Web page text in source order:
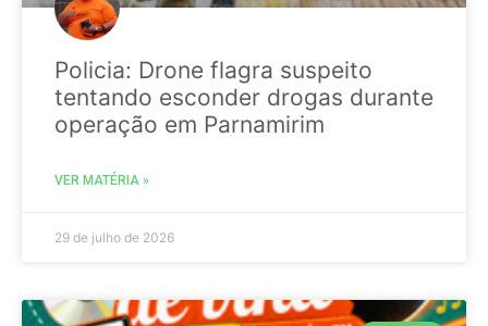
Policia: Drone flagra suspeito
tentando esconder drogas durante
operação em Parnamirim
VER MATÉRIA »
29 de julho de 2026